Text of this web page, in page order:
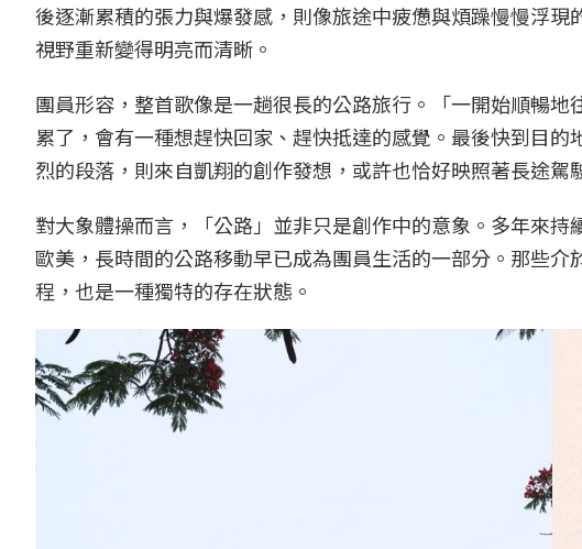
後逐漸累積的張力與爆發感，則像旅途中疲憊與煩躁慢慢浮
視野重新變得明亮而清晰。
團員形容，整首歌像是一趟很長的公路旅行。「一開始順暢
累了，會有一種想趕快回家、趕快抵達的感覺。最後快到目
烈的段落，則來自凱翔的創作發想，或許也恰好映照著長途駕
對大象體操而言，「公路」並非只是創作中的意象。多年來
歐美，長時間的公路移動早已成為團員生活的一部分。那些
程，也是一種獨特的存在狀態。